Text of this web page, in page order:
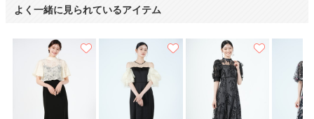
よく一緒に見られているアイテム